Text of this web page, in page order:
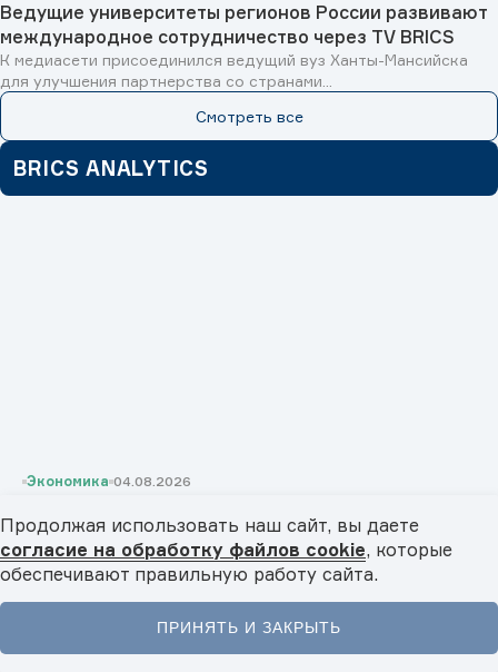
Главная Новости Видео Подкасты Меню
Ведущие университеты регионов России развивают
международное сотрудничество через TV BRICS
К медиасети присоединился ведущий вуз Ханты-Мансийска
для улучшения партнерства со странами...
Смотреть все
BRICS ANALYTICS
Экономика 04.08.2026
торговля внутри БРИКС
Страны БРИКС занимают значительную долю глобального
рынка удобрений. Какие преимущества это...
Продолжая использовать наш сайт, вы даете
согласие на обработку файлов cookie, которые
обеспечивают правильную работу сайта.
ПРИНЯТЬ И ЗАКРЫТЬ